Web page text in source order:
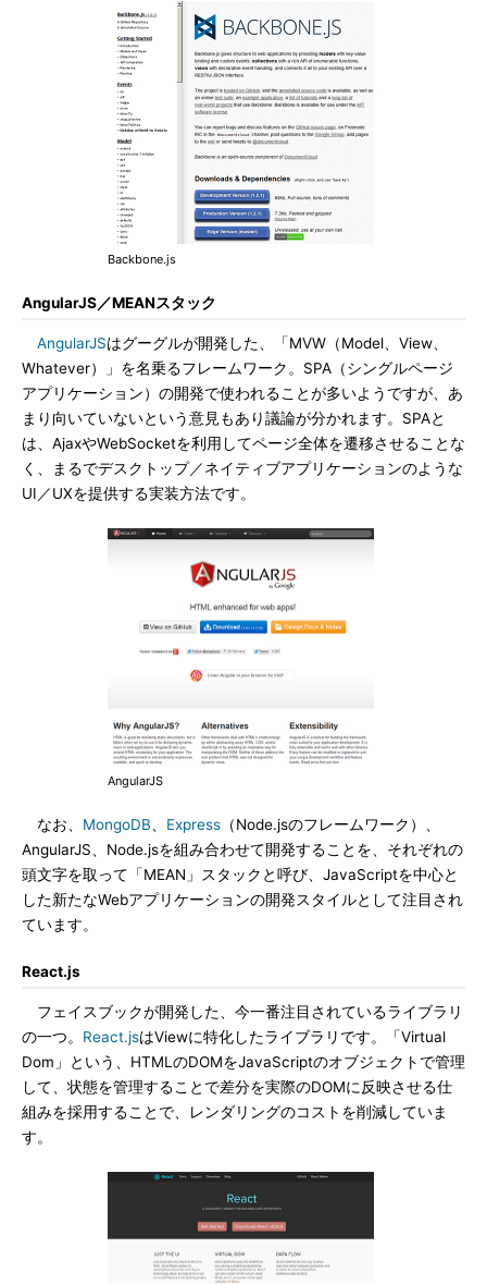
Backbone.js
AngularJS／MEANスタック
AngularJSはグーグルが開発した、「MVW（Model、View、
Whatever）」を名乗るフレームワーク。SPA（シングルページ
アプリケーション）の開発で使われることが多いようですが、あ
まり向いていないという意見もあり議論が分かれます。SPAと
は、AjaxやWebSocketを利用してページ全体を遷移させることな
く、まるでデスクトップ／ネイティブアプリケーションのような
UI／UXを提供する実装方法です。
AngularJS
なお、 MongoDB Express （Node.jsのフレームワーク）、
AngularJS、Node.jsを組み合わせて開発することを、それぞれの
頭文字を取って「MEAN」スタックと呼び、JavaScriptを中心と
した新たなWebアプリケーションの開発スタイルとして注目され
ています。
React.js
フェイスブックが開発した、今一番注目されているライブラリ
の一つ。 React.jsはViewに特化したライブラリです。「Virtual
Dom」という、HTMLのDOMをJavaScriptのオブジェクトで管理
して、状態を管理することで差分を実際のDOMに反映させる仕
組みを採用することで、レンダリングのコストを削減していま
す。